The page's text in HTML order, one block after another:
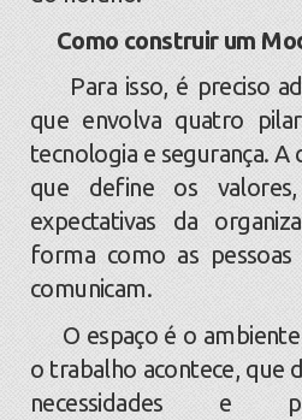
Como construir um
Para isso, é preciso
que envolva quatro
tecnologia e segurança.
que define os
expectativas da
forma como as
comunicam.
O espaço é o
o trabalho acontece, que
necessidades e